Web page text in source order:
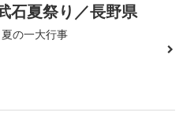
石夏祭り／長野県
の一大行事